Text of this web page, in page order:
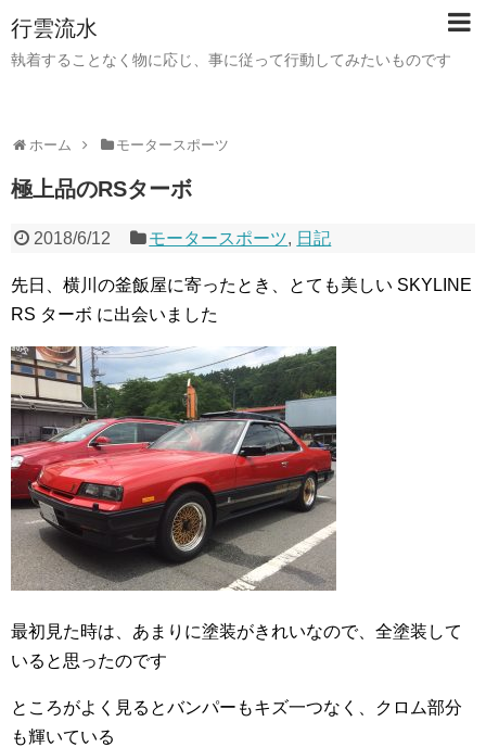
行雲流水
執着することなく物に応じ、事に従って行動してみたいものです
ホーム モータースポーツ
極上品のRSターボ
2018/6/12 モータースポーツ, 日記
先日、横川の釜飯屋に寄ったとき、とても美しい SKYLINE
RS ターボ に出会いました
最初見た時は、あまりに塗装がきれいなので、全塗装して
いると思ったのです
ところがよく見るとバンパーもキズ一つなく、クロム部分
も輝いている